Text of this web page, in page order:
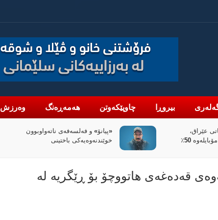
بیروڕا چاوپێکەوتن هەمەڕەنگ وەرزش
سیاسەتی خۆتەعریبکردن لە باشووری
کوردستان
قەدەغەی هاتووچۆ بۆ ڕێگریە لە